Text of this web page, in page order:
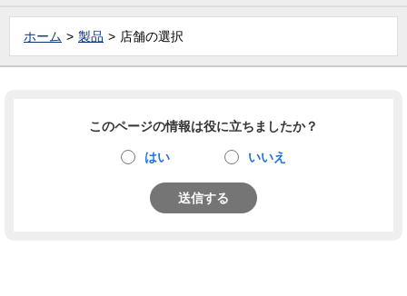
ホーム 製品 店舗の選択
このページの情報は役に立ちましたか？
はい いいえ
送信する